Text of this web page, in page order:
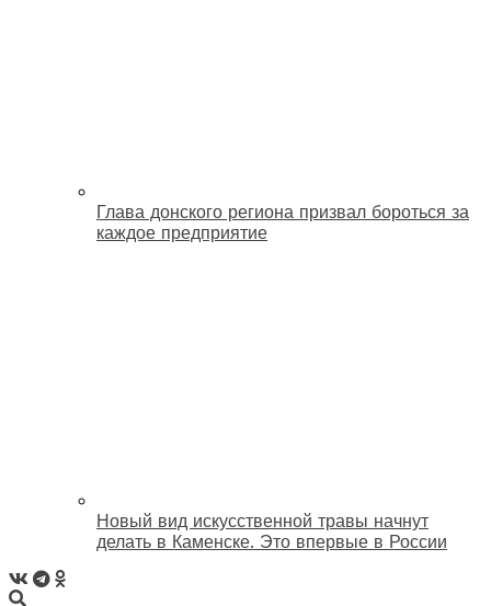
Глава донского региона призвал бороться за
каждое предприятие
Новый вид искусственной травы начнут
делать в Каменске. Это впервые в России